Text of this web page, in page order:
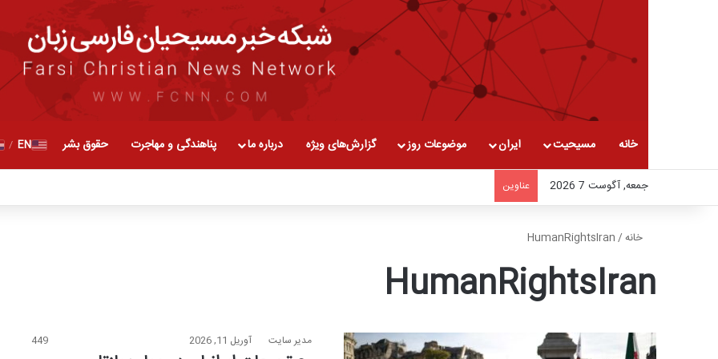
خانه مسیحیت ایران موضوعات روز گزارش‌های ویژه درباره ما پناهندگی و مهاجرت حقوق بشر EN
/
جمعه, آگوست 7 2026 عناوین
خانه/
HumanRightsIran
HumanRightsIran
مدیر سایت آوریل 11, 2026 449